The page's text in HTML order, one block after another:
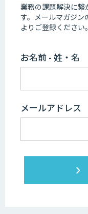
業務の課題解決に繋
す。 メールマガジ
よりご登録ください
お名前 - 姓・名
メールアドレス